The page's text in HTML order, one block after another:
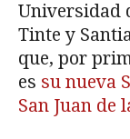
Universidad
Tinte y
que, por
es su nueva
San Juan de